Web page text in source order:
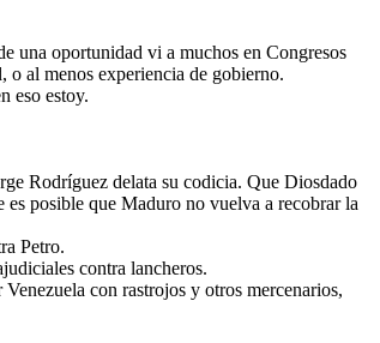
una oportunidad vi a muchos en Congresos
o al menos experiencia de gobierno.
eso estoy.
Rodríguez delata su codicia. Que Diosdado
posible que Maduro no vuelva a recobrar la
Petro.
contra lancheros.
con rastrojos y otros mercenarios,